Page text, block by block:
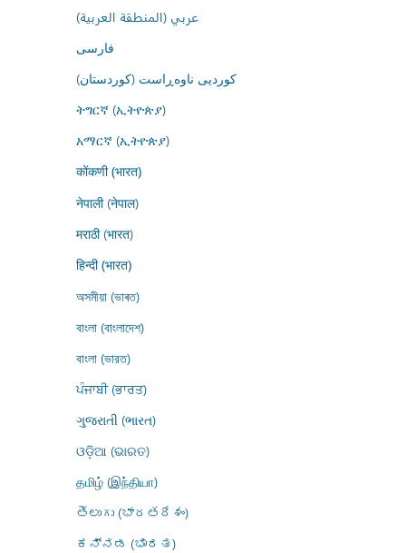
عربي (المنطقة العربية)
فارسى
کوردیی ناوەڕاست (کوردستان)
ትግርኛ (ኢትዮጵያ)
አማርኛ (ኢትዮጵያ)
कोंकणी (भारत)
नेपाली (नेपाल)
मराठी (भारत)
हिन्दी (भारत)
অসমীয়া (ভাৰত)
বাংলা (বাংলাদেশ)
বাংলা (ভারত)
ਪੰਜਾਬੀ (ਭਾਰਤ)
ગુજરાતી (ભારત)
ଓଡ଼ିଆ (ଭାରତ)
தமிழ் (இந்தியா)
తెలుగు (భారతదేశం)
ಕನ್ನಡ (ಭಾರತ)